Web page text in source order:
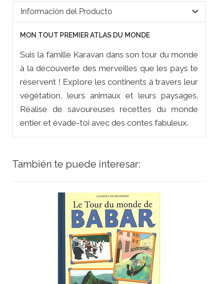
Información del Producto
MON TOUT PREMIER ATLAS DU MONDE
Suis la famille Karavan dans son tour du monde
à la découverte des merveilles que les pays te
réservent ! Explore les continents à travers leur
végétation, leurs animaux et leurs paysages.
Réalise de savoureuses recettes du monde
entier et évade-toi avec des contes fabuleux.
También te puede interesar: